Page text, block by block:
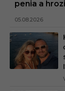
penia a
05.08.2026